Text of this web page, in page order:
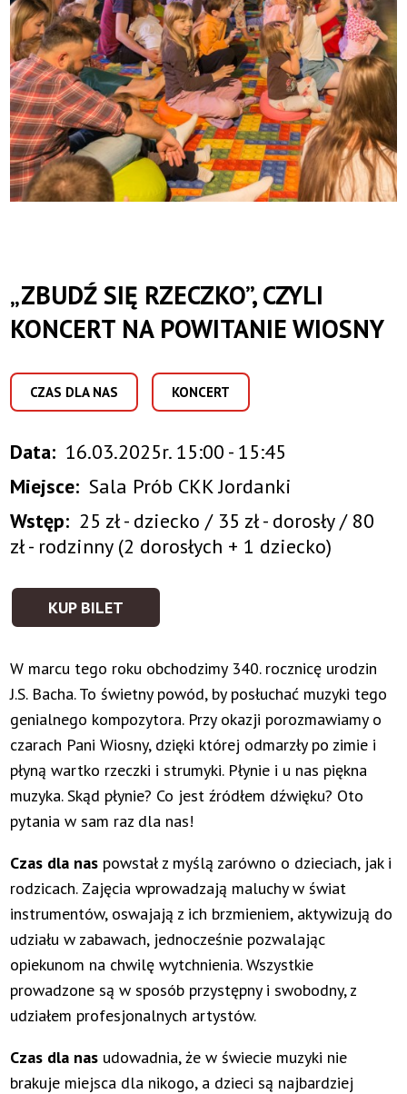
„ZBUDŹ SIĘ RZECZKO”, CZYLI
KONCERT NA POWITANIE WIOSNY
CZAS DLA NAS KONCERT
Data
16.03.2025r. 15:00 - 15:45
Miejsce Sala Prób CKK Jordanki
Wstęp
25 zł - dziecko / 35 zł - dorosły / 80
zł - rodzinny (2 dorosłych + 1 dziecko)
KUP BILET
W marcu tego roku obchodzimy 340. rocznicę urodzin
J.S. Bacha. To świetny powód, by posłuchać muzyki tego
genialnego kompozytora. Przy okazji porozmawiamy o
czarach Pani Wiosny, dzięki której odmarzły po zimie i
płyną wartko rzeczki i strumyki. Płynie i u nas piękna
muzyka. Skąd płynie? Co jest źródłem dźwięku? Oto
pytania w sam raz dla nas!
Czas dla nas powstał z myślą zarówno o dzieciach, jak i
rodzicach. Zajęcia wprowadzają maluchy w świat
instrumentów, oswajają z ich brzmieniem, aktywizują do
udziału w zabawach, jednocześnie pozwalając
opiekunom na chwilę wytchnienia. Wszystkie
prowadzone są w sposób przystępny i swobodny, z
udziałem profesjonalnych artystów.
Czas dla nas udowadnia, że w świecie muzyki nie
brakuje miejsca dla nikogo, a dzieci są najbardziej